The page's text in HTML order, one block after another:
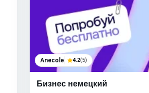
Anecole 4.2(5)
Бизнес немецкий